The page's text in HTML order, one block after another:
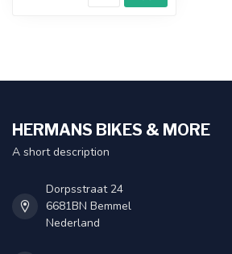
HERMANS BIKES & MORE
A short description
Dorpsstraat 24
6681BN Bemmel
Nederland